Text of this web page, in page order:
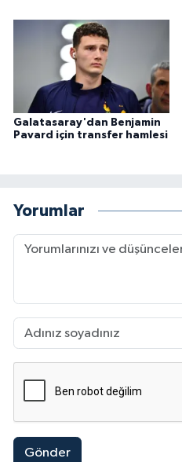
Galatasaray'dan Benjamin
Pavard için transfer hamlesi
Yorumlar
Gönder